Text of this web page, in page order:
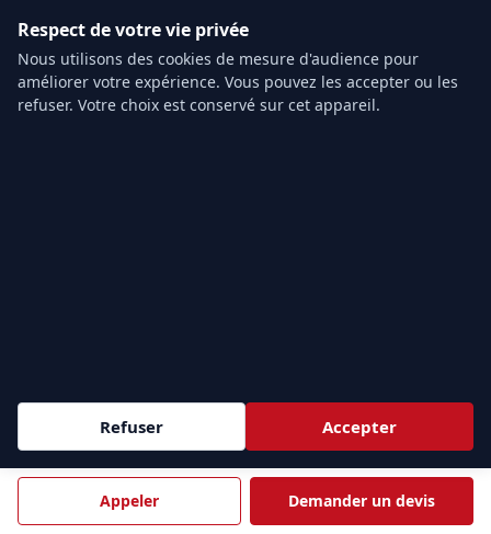
Appeler Demander un devis
Champigny-sur-Marne
Nanterre
FORMATION-SECOURISME.FR
Organisme de formation secourisme pour entreprises et
professionnels — formation SST, PSC1, PSE1, PSE2 en inter et
intra-entreprise, partout en France.
Respect de votre vie privée
Nous utilisons des cookies de mesure d'audience pour
améliorer votre expérience. Vous pouvez les accepter ou les
refuser. Votre choix est conservé sur cet appareil.
Refuser Accepter